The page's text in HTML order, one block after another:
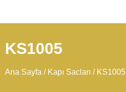
KS1005
Ana Sayfa / Kapı Sacları / KS1005